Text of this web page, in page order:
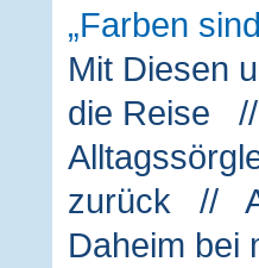
Farben
Mit Diesen
die Reise
zurück //
Daheim